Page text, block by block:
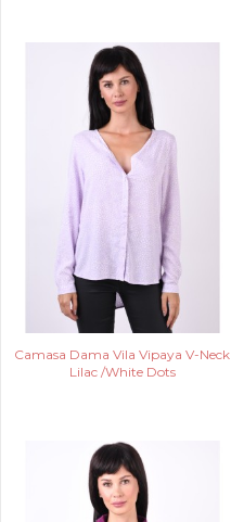
Camasa Dama Vila Vipaya V-Neck
Lilac /White Dots